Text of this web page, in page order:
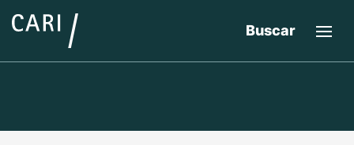
Buscar